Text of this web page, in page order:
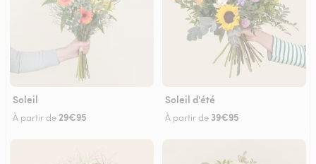
Soleil
À partir de29€95
Soleil d'été
À partir de 39€95